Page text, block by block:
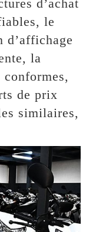
d’achat
le
d’affichage
la
de prix
similaires,